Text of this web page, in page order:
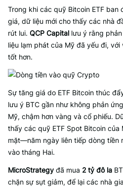
Trong khi các quỹ Bitcoin ETF
giá, dữ liệu mới cho thấy các nhà
rút lui. QCP Capital lưu ý rằng
liệu lạm phát của Mỹ đã yếu đi,
tốt hơn.
Sự tăng giá do ETF Bitcoin thúc
lưu ý BTC gần như không phản
Mỹ, chậm hơn vàng và cổ phiếu.
thấy các quỹ ETF Spot Bitcoin
mặt—năm ngày liên tiếp dòng tiền
vào tháng Hai.
MicroStrategy đã mua 2 tỷ đô la
chặn sự sụt giảm, để lại các nhà